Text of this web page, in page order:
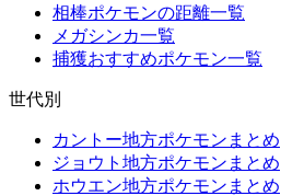
相棒ポケモンの距離一覧
メガシンカ一覧
捕獲おすすめポケモン一覧
世代別
カントー地方ポケモンまとめ
ジョウト地方ポケモンまとめ
ホウエン地方ポケモンまとめ